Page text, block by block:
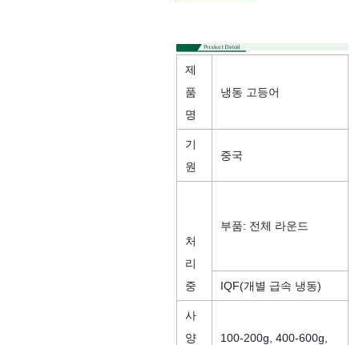
제
품
명
냉동 고등어
기
원
중국
처
리
중
부품: 전체 라운드
IQF(개별 급속 냉동)
사
양
100-200g, 400-600g,